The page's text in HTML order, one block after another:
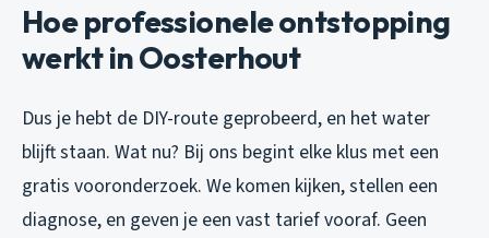
Hoe professionele ontstopping
werkt in Oosterhout
Dus je hebt de DIY-route geprobeerd, en het water
blijft staan. Wat nu? Bij ons begint elke klus met een
gratis vooronderzoek. We komen kijken, stellen een
diagnose, en geven je een vast tarief vooraf. Geen